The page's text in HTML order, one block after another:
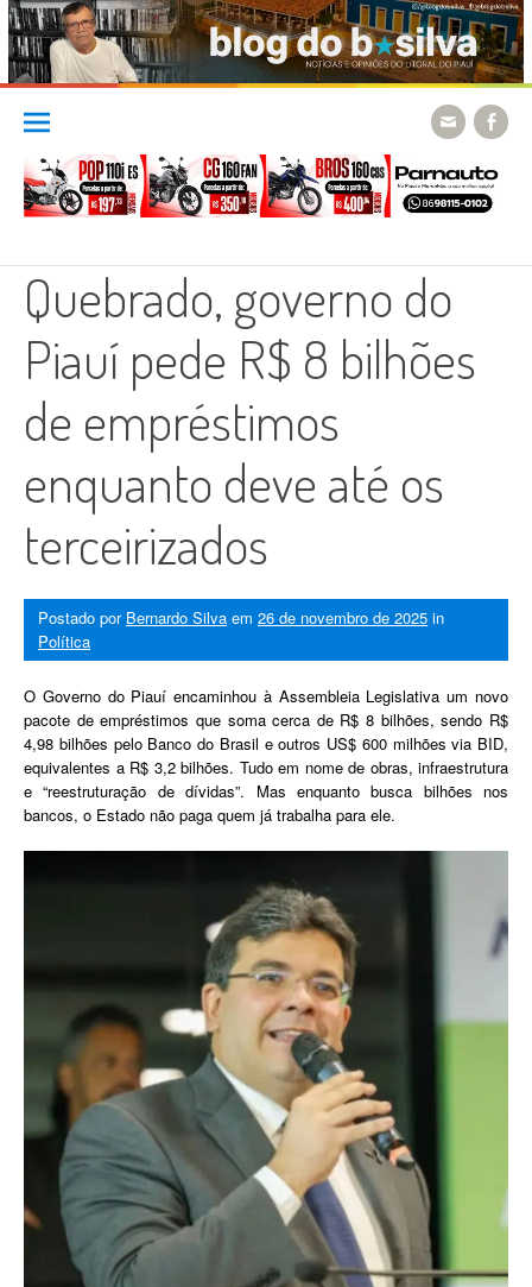
Skip
content
Quebrado, governo do
Piauí pede R$ 8 bilhões
de empréstimos
enquanto deve até os
terceirizados
Postado por Bernardo Silva em 26 de novembro de 2025 in
Política
O Governo do Piauí encaminhou à Assembleia Legislativa um novo
pacote de empréstimos que soma cerca de R$ 8 bilhões, sendo R$
4,98 bilhões pelo Banco do Brasil e outros US$ 600 milhões via BID,
equivalentes a R$ 3,2 bilhões. Tudo em nome de obras, infraestrutura
e “reestruturação de dívidas”. Mas enquanto busca bilhões nos
bancos, o Estado não paga quem já trabalha para ele.